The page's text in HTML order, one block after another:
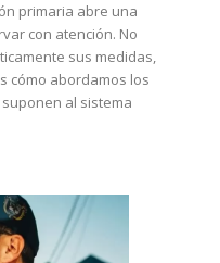
primaria abre una
con atención. No
sus medidas,
cómo abordamos los
al sistema